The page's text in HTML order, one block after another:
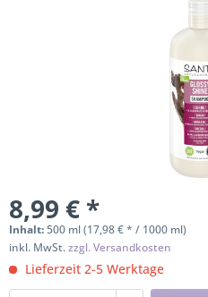
8,99 € *
Inhalt:500 ml (17,98 € * / 1000 ml)
inkl. MwSt.zzgl. Versandkosten
Lieferzeit 2-5 Werktage